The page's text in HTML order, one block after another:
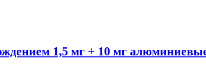
1,5 мг + 10 мг алюминиевые